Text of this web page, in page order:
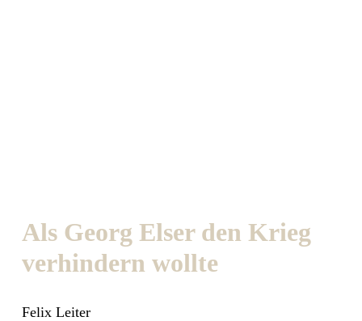
Als Georg Elser den Krieg
verhindern wollte
Felix Leiter